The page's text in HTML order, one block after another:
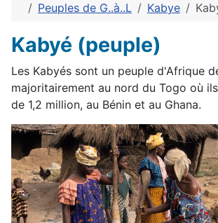
Peuples de G..à..L
Kabye
Kabyé (peuple)
Les Kabyés sont un peuple d'Afrique
majoritairement au nord du Togo où
de 1,2 million, au Bénin et au Ghana.